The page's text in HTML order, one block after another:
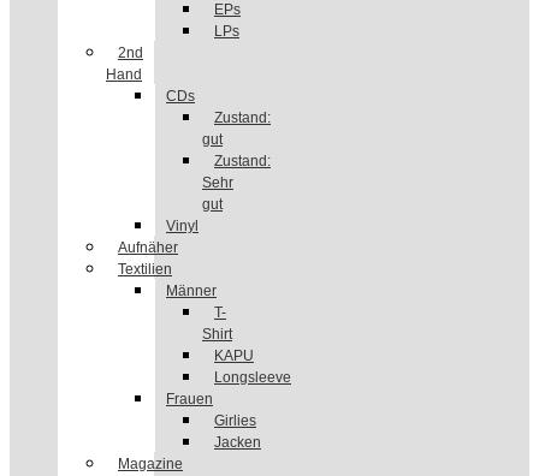
EPs
LPs
2nd
Hand
CDs
Zustand:
gut
Zustand:
Sehr
gut
Vinyl
Aufnäher
Textilien
Männer
T-
Shirt
KAPU
Longsleeve
Frauen
Girlies
Jacken
Magazine